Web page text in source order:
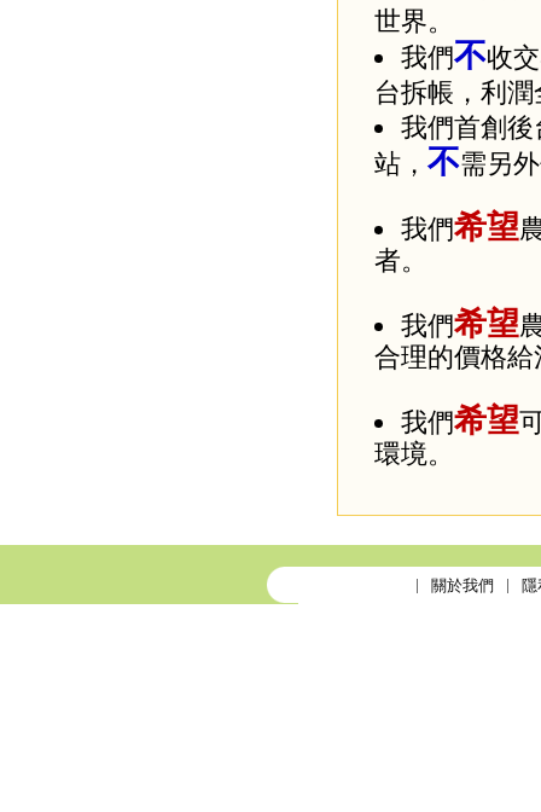
世界。
我們不收
台拆帳，利
我們首創
站， 不需另
我們希望
者。
我們希望
合理的價格給
我們希望
環境。
關於我們